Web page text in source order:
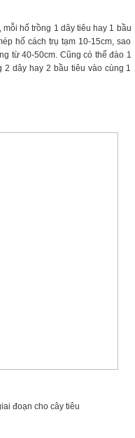
hố trồng 1 dây tiêu hay 1 bầu
hố cách trụ tạm 10-15cm, sao
từ 40-50cm. Cũng có thể đào 1
2 dây hay 2 bầu tiêu vào cùng 1
đoạn cho cây tiêu